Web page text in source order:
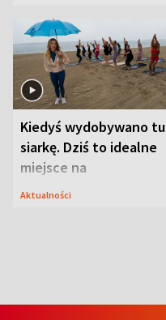
Kiedyś wydobywano tu
siarkę. Dziś to idealne
miejsce na
wypoczynek
Aktualności